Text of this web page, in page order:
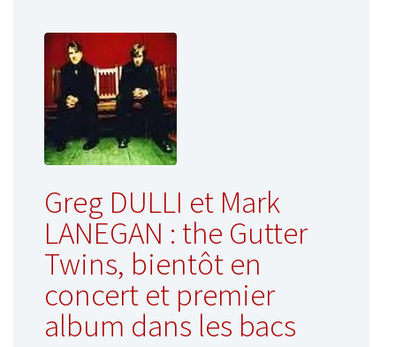
Greg DULLI et Mark
LANEGAN : the Gutter
Twins, bientôt en
concert et premier
album dans les bacs